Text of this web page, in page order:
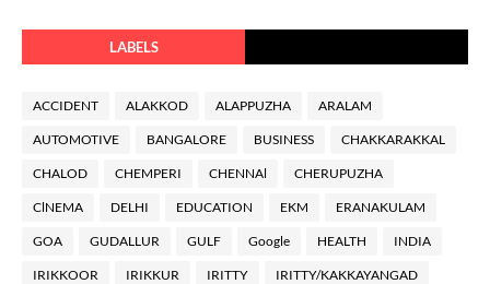
LABELS
ACCIDENT ALAKKOD ALAPPUZHA ARALAM
AUTOMOTIVE BANGALORE BUSINESS CHAKKARAKKAL
CHALOD CHEMPERI CHENNAl CHERUPUZHA
ClNEMA DELHI EDUCATION EKM ERANAKULAM
GOA GUDALLUR GULF Google HEALTH INDIA
IRIKKOOR IRIKKUR IRITTY IRITTY/KAKKAYANGAD